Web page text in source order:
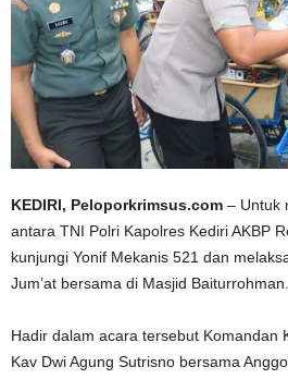
KEDIRI, Peloporkrimsus.com – Untuk
antara TNI Polri Kapolres Kediri AKBP
kunjungi Yonif Mekanis 521 dan
Jum’at bersama di Masjid Baiturrohman.
Hadir dalam acara tersebut Komandan
Kav Dwi Agung Sutrisno bersama